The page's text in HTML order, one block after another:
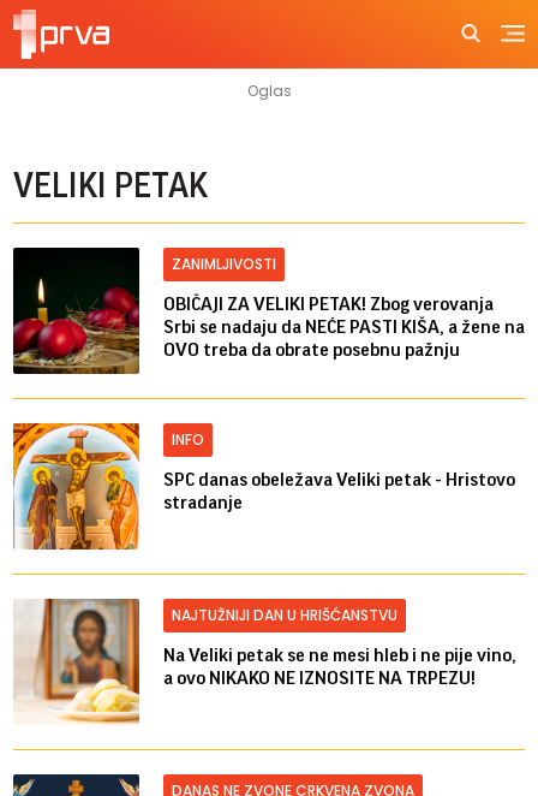
VELIKI PETAK
ZANIMLJIVOSTI
OBIČAJI ZA VELIKI PETAK! Zbog verovanja
Srbi se nadaju da NEĆE PASTI KIŠA, a žene na
OVO treba da obrate posebnu pažnju
INFO
SPC danas obeležava Veliki petak - Hristovo
stradanje
NAJTUŽNIJI DAN U HRIŠĆANSTVU
Na Veliki petak se ne mesi hleb i ne pije vino,
a ovo NIKAKO NE IZNOSITE NA TRPEZU!
DANAS NE ZVONE CRKVENA ZVONA